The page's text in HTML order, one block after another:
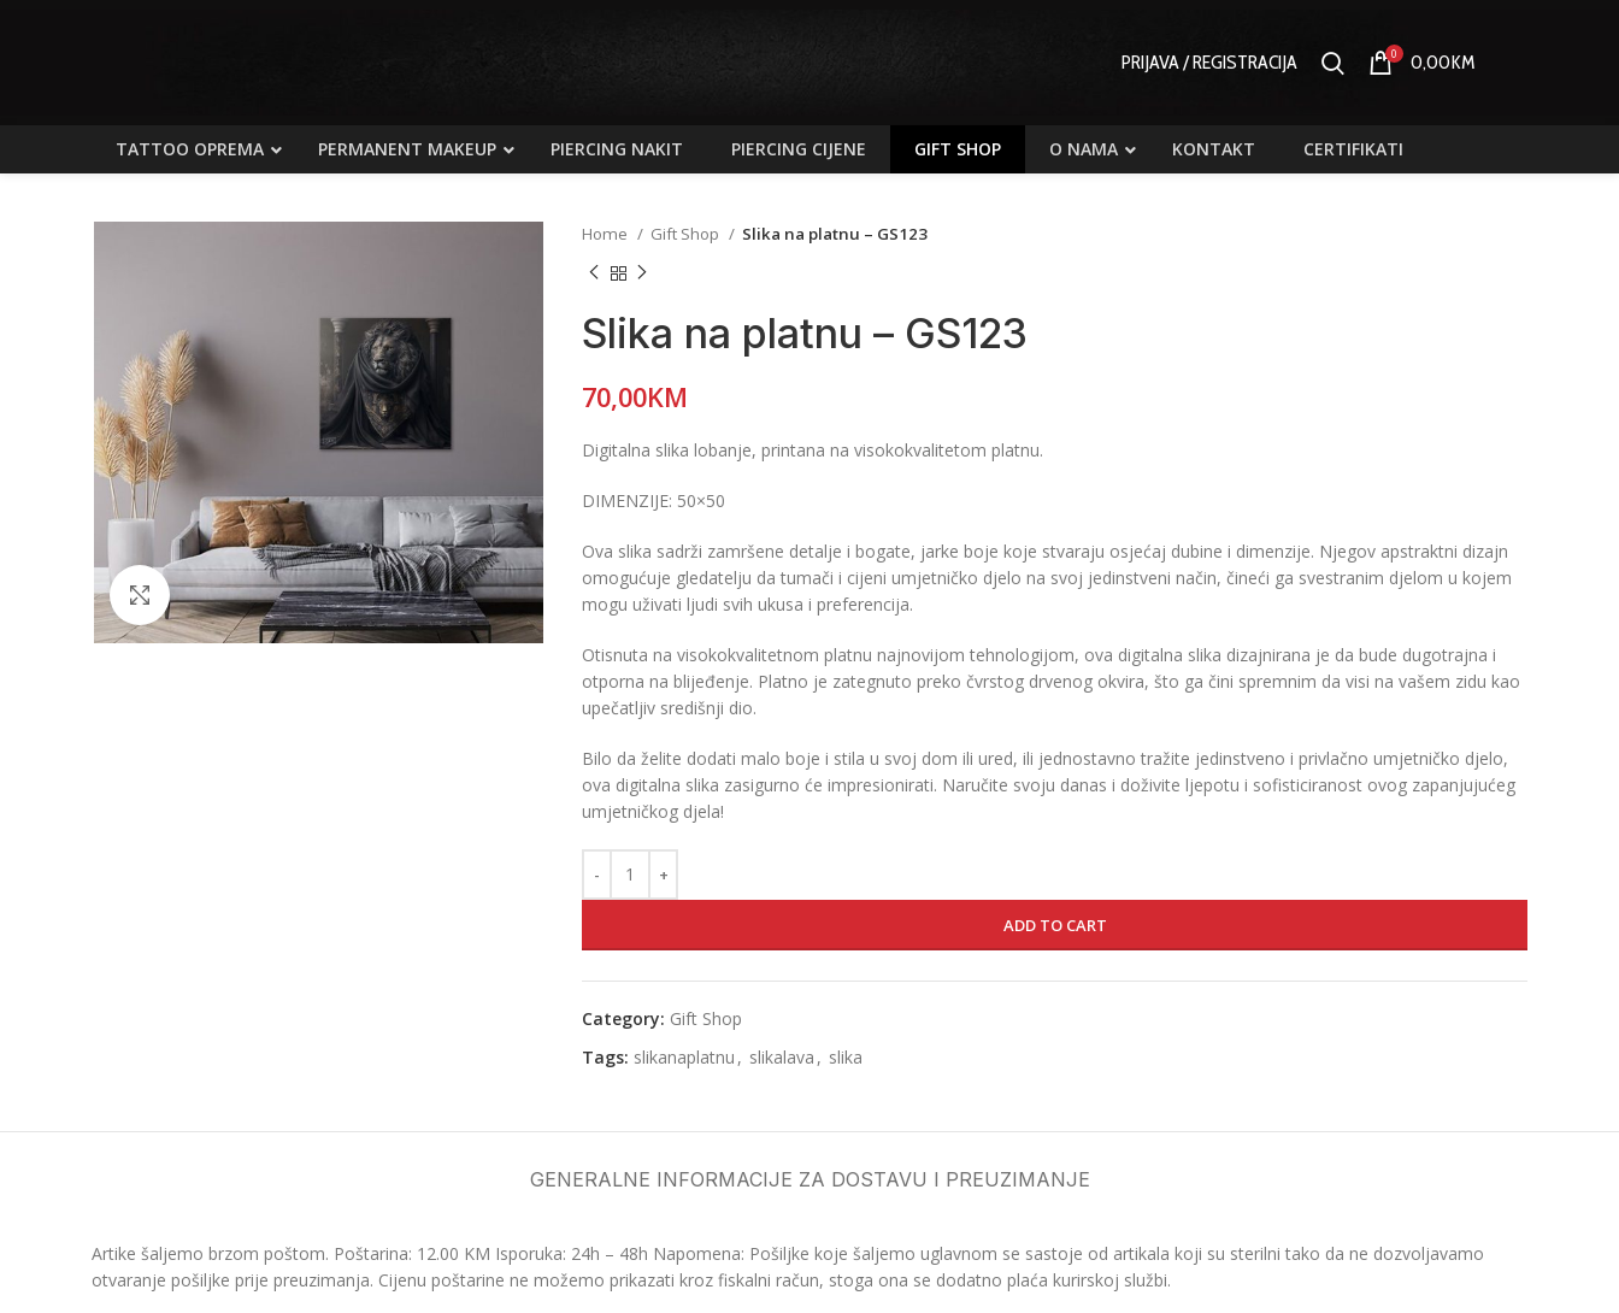
PRIJAVA / REGISTRACIJA 0 0,00KM
TATTOO OPREMA PERMANENT MAKEUP PIERCING NAKIT PIERCING CIJENE GIFT SHOP O NAMA KONTAKT CERTIFIKATI
Click to enlarge
Home Gift Shop Slika na platnu – GS123
Slika na platnu – GS123
70,00KM
Digitalna slika lobanje, printana na visokokvalitetom platnu.
DIMENZIJE: 50×50
Ova slika sadrži zamršene detalje i bogate, jarke boje koje stvaraju osjećaj dubine i dimenzije. Njegov apstraktni dizajn
omogućuje gledatelju da tumači i cijeni umjetničko djelo na svoj jedinstveni način, čineći ga svestranim djelom u kojem
mogu uživati ljudi svih ukusa i preferencija.
Otisnuta na visokokvalitetnom platnu najnovijom tehnologijom, ova digitalna slika dizajnirana je da bude dugotrajna i
otporna na blijeđenje. Platno je zategnuto preko čvrstog drvenog okvira, što ga čini spremnim da visi na vašem zidu kao
upečatljiv središnji dio.
Bilo da želite dodati malo boje i stila u svoj dom ili ured, ili jednostavno tražite jedinstveno i privlačno umjetničko djelo,
ova digitalna slika zasigurno će impresionirati. Naručite svoju danas i doživite ljepotu i sofisticiranost ovog zapanjujućeg
umjetničkog djela!
ADD TO CART
Category: Gift Shop
Tags: slikanaplatnu , slikalava , slika
GENERALNE INFORMACIJE ZA DOSTAVU I PREUZIMANJE
Artike šaljemo brzom poštom. Poštarina: 12.00 KM Isporuka: 24h – 48h Napomena: Pošiljke koje šaljemo uglavnom se sastoje od artikala koji su sterilni tako da ne dozvoljavamo
otvaranje pošiljke prije preuzimanja. Cijenu poštarine ne možemo prikazati kroz fiskalni račun, stoga ona se dodatno plaća kurirskoj službi.